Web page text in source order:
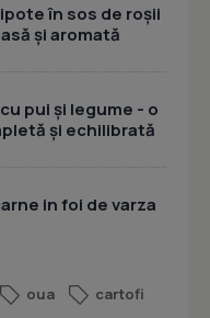
în sos de roșii
și aromată
pui și legume - o
și echilibrată
in foi de varza
oua
cartofi